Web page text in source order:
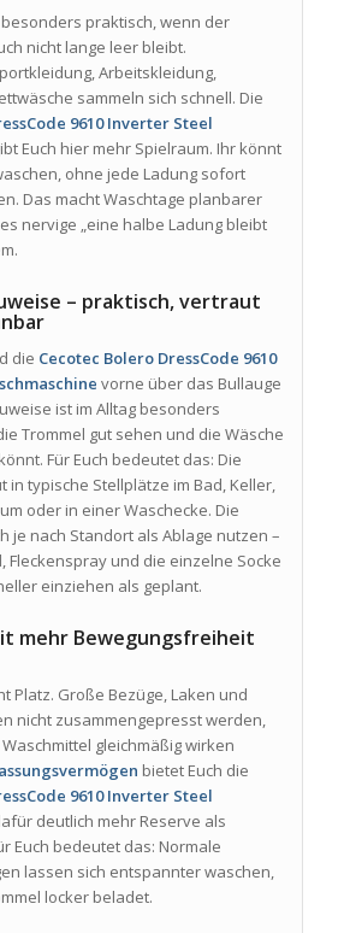
besonders praktisch, wenn der
nicht lange leer bleibt.
Arbeitskleidung,
sammeln sich schnell. Die
9610 Inverter Steel
Euch hier mehr Spielraum. Ihr könnt
ohne jede Ladung sofort
Das macht Waschtage planbarer
nervige „eine halbe Ladung bleibt
– praktisch, vertraut
die Cecotec Bolero DressCode 9610
vorne über das Bullauge
ist im Alltag besonders
Trommel gut sehen und die Wäsche
Für Euch bedeutet das: Die
in typische Stellplätze im Bad, Keller,
oder in einer Waschecke. Die
je nach Standort als Ablage nutzen –
Fleckenspray und die einzelne Socke
einziehen als geplant.
mehr Bewegungsfreiheit
Platz. Große Bezüge, Laken und
nicht zusammengepresst werden,
gleichmäßig wirken
bietet Euch die
9610 Inverter Steel
deutlich mehr Reserve als
Euch bedeutet das: Normale
lassen sich entspannter waschen,
locker beladet.